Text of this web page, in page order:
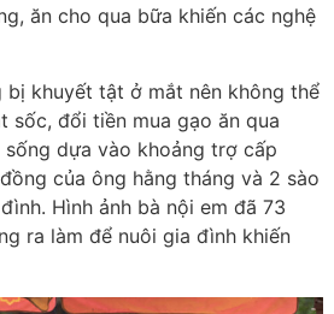
ăn cho qua bữa khiến các nghệ
bị khuyết tật ở mắt nên không thể
sốc, đổi tiền mua gạo ăn qua
sống dựa vào khoảng trợ cấp
của ông hằng tháng và 2 sào
Hình ảnh bà nội em đã 73
ra làm để nuôi gia đình khiến